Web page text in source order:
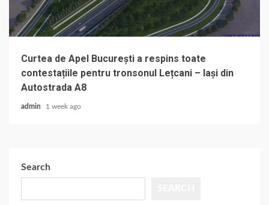
Curtea de Apel București a respins toate
contestațiile pentru tronsonul Lețcani – Iași din
Autostrada A8
admin 1 week ago
Search